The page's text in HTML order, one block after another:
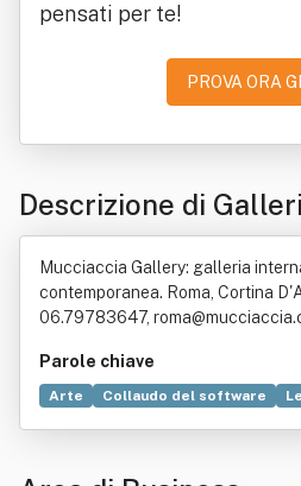
pensati per te!
PROVA ORA
Descrizione di
l
Mucciaccia Gallery: galleria
contemporanea. Roma, Cortina
06.79783647,
Parole chiave
Arte Collaudo del software
Formazione
Galleria d'arte